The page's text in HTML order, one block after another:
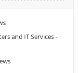
and IT Services-